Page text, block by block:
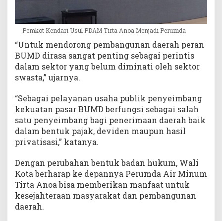
Pemkot Kendari Usul PDAM Tirta Anoa Menjadi Perumda
“Untuk mendorong pembangunan daerah peran
BUMD dirasa sangat penting sebagai perintis
dalam sektor yang belum diminati oleh sektor
swasta,” ujarnya.
“Sebagai pelayanan usaha publik penyeimbang
kekuatan pasar BUMD berfungsi sebagai salah
satu penyeimbang bagi penerimaan daerah baik
dalam bentuk pajak, deviden maupun hasil
privatisasi,” katanya.
Dengan perubahan bentuk badan hukum, Wali
Kota berharap ke depannya Perumda Air Minum
Tirta Anoa bisa memberikan manfaat untuk
kesejahteraan masyarakat dan pembangunan
daerah.